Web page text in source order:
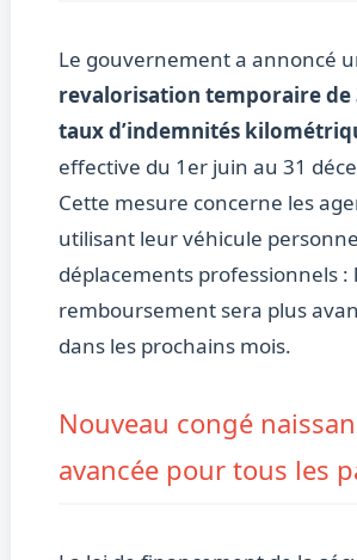
Le gouvernement a annoncé
revalorisation temporaire de
taux d’indemnités
effective du 1er juin au 31
Cette mesure concerne les
utilisant leur véhicule
déplacements professionnels :
remboursement sera plus
dans les prochains mois.
Nouveau congé
avancée pour tous les